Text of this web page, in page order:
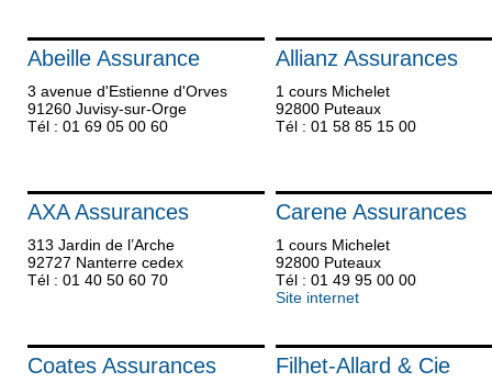
Abeille Assurance
3 avenue d'Estienne d'Orves
91260 Juvisy-sur-Orge
Tél : 01 69 05 00 60
Allianz Assurances
1 cours Michelet
92800 Puteaux
Tél : 01 58 85 15 00
AXA Assurances
313 Jardin de l’Arche
92727 Nanterre cedex
Tél : 01 40 50 60 70
Carene Assurances
1 cours Michelet
92800 Puteaux
Tél : 01 49 95 00 00
Site internet
Coates Assurances Filhet-Allard & Cie